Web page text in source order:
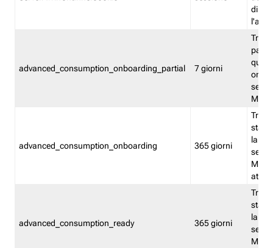
advanced_consumption_onboarding_partial 7 giorni
advanced_consumption_onboarding 365 giorni
stata
la
advanced_consumption_ready 365 giorni
stata
la